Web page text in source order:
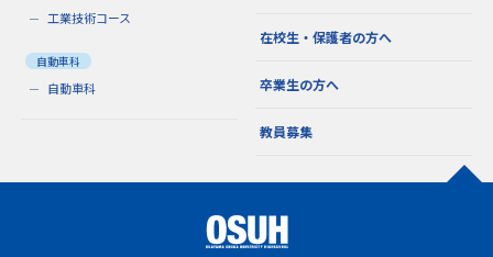
工業技術コース
自動車科
自動車科
在校生・保護者の方へ
卒業生の方へ
教員募集